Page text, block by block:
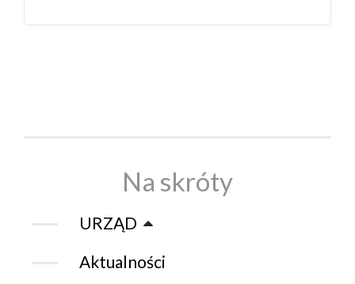
Na skróty
URZĄD
Aktualności